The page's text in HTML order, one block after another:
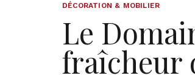
DÉCORATION & MOBILIER
Le
fraîcheur